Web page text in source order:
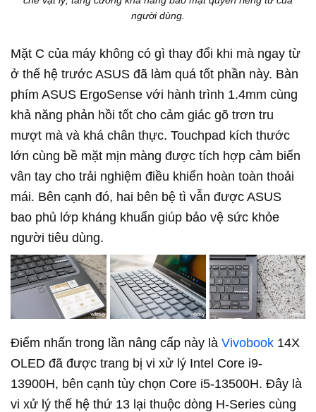
người dùng.
Mặt C của máy không có gì thay đổi khi mà ngay từ
ở thế hệ trước ASUS đã làm quá tốt phần này. Bàn
phím ASUS ErgoSense với hành trình 1.4mm cùng
khả năng phản hồi tốt cho cảm giác gõ trơn tru
mượt mà và khá chân thực. Touchpad kích thước
lớn cùng bề mặt mịn màng được tích hợp cảm biến
vân tay cho trải nghiệm điều khiển hoàn toàn thoải
mái. Bên cạnh đó, hai bên bệ tì vẫn được ASUS
bao phủ lớp kháng khuẩn giúp bảo vệ sức khỏe
người tiêu dùng.
Điểm nhấn trong lần nâng cấp này là Vivobook 14X
OLED đã được trang bị vi xử lý Intel Core i9-
13900H, bên cạnh tùy chọn Core i5-13500H. Đây là
vi xử lý thế hệ thứ 13 lại thuộc dòng H-Series cùng